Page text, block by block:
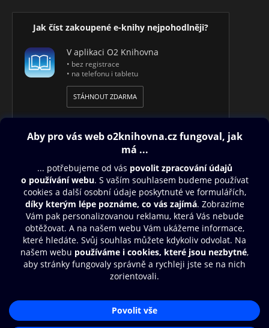
Jak číst zakoupené e-knihy nejpohodlněji?
V aplikaci O2 Knihovna
• bez registrace
• na telefonu i tabletu
STÁHNOUT ZDARMA
Obsah ke stažení
Moje O2 Knihovna
Další zábava
© O2 Czech Republic a.s.
Zásady zpracování osobních údajůAplikace O2 Knihovna